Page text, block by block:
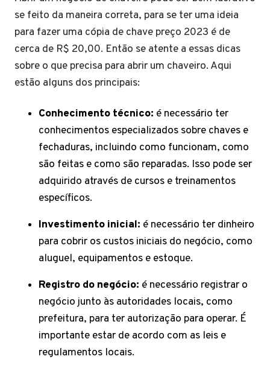
se feito da maneira correta, para se ter uma ideia
para fazer uma cópia de chave preço 2023 é de
cerca de R$ 20,00. Então se atente a essas dicas
sobre o que precisa para abrir um chaveiro. Aqui
estão alguns dos principais:
Conhecimento técnico: é necessário ter
conhecimentos especializados sobre chaves e
fechaduras, incluindo como funcionam, como
são feitas e como são reparadas. Isso pode ser
adquirido através de cursos e treinamentos
específicos.
Investimento inicial: é necessário ter dinheiro
para cobrir os custos iniciais do negócio, como
aluguel, equipamentos e estoque.
Registro do negócio: é necessário registrar o
negócio junto às autoridades locais, como
prefeitura, para ter autorização para operar. É
importante estar de acordo com as leis e
regulamentos locais.